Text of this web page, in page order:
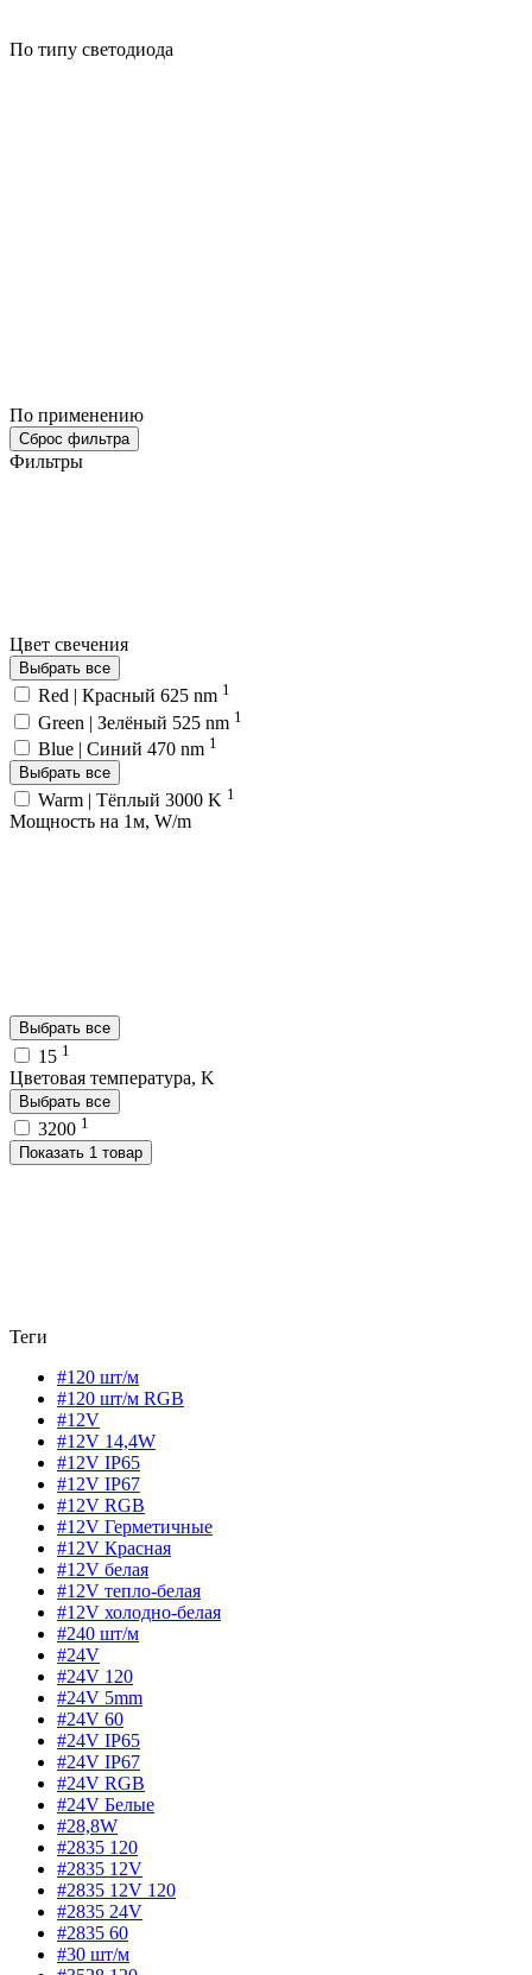
По типу светодиода
По применению
Сброс фильтра
Фильтры
Цвет свечения
Выбрать все
Red | Красный 625 nm 1
Green | Зелёный 525 nm 1
Blue | Синий 470 nm 1
Выбрать все
Warm | Тёплый 3000 K 1
Мощность на 1м, W/m
Выбрать все
15 1
Цветовая температура, K
Выбрать все
3200 1
Показать 1 товар
Теги
#120 шт/м
#120 шт/м RGB
#12V
#12V 14,4W
#12V IP65
#12V IP67
#12V RGB
#12V Герметичные
#12V Красная
#12V белая
#12V тепло-белая
#12V холодно-белая
#240 шт/м
#24V
#24V 120
#24V 5mm
#24V 60
#24V IP65
#24V IP67
#24V RGB
#24V Белые
#28,8W
#2835 120
#2835 12V
#2835 12V 120
#2835 24V
#2835 60
#30 шт/м